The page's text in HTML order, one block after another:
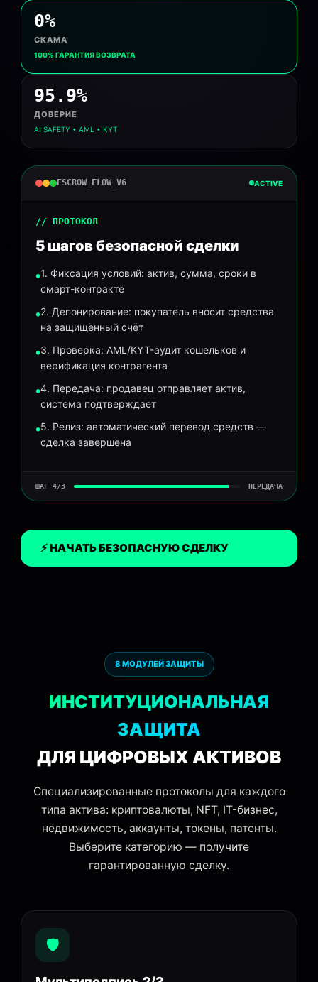
0%
СКАМА
100% ГАРАНТИЯ ВОЗВРАТА
95.9%
ДОВЕРИЕ
AI SAFETY • AML • KYT
ESCROW_FLOW_V6 ACTIVE
// ПРОТОКОЛ
5 шагов безопасной сделки
1. Фиксация условий: актив, сумма, сроки в
смарт-контракте
2. Депонирование: покупатель вносит средства
на защищённый счёт
3. Проверка: AML/KYT-аудит кошельков и
верификация контрагента
4. Передача: продавец отправляет актив,
система подтверждает
5. Релиз: автоматический перевод средств —
сделка завершена
ШАГ4/3 ПЕРЕДАЧА
⚡ НАЧАТЬ БЕЗОПАСНУЮ СДЕЛКУ
8 МОДУЛЕЙ ЗАЩИТЫ
ИНСТИТУЦИОНАЛЬНАЯ
ЗАЩИТА
ДЛЯ ЦИФРОВЫХ АКТИВОВ
Специализированные протоколы для каждого
типа актива: криптовалюты, NFT, IT-бизнес,
недвижимость, аккаунты, токены, патенты.
Выберите категорию — получите
гарантированную сделку.
🛡️